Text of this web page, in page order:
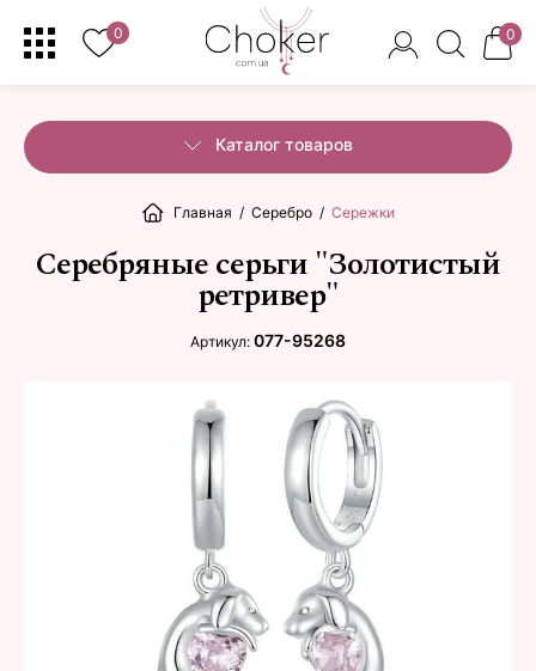
0 0
Каталог товаров
Главная / Серебро / Сережки
Серебряные серьги "Золотистый
ретривер"
Артикул: 077-95268